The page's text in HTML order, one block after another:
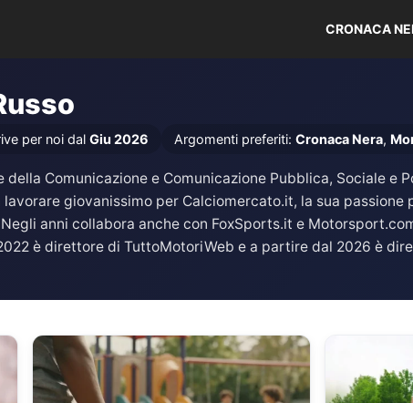
CRONACA
per noi dal Giu 2026 Argomenti preferiti: Cronaca Nera,
della Comunicazione e Comunicazione Pubblica, Sociale e
giovanissimo per Calciomercato.it, la sua
anni collabora anche con FoxSports.it e
è direttore di TuttoMotoriWeb e a partire dal 2026 è